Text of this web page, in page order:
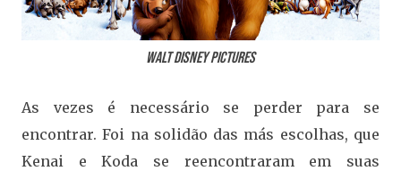
Walt Disney Pictures
As vezes é necessário se perder para se
encontrar. Foi na solidão das más escolhas, que
Kenai e Koda se reencontraram em suas